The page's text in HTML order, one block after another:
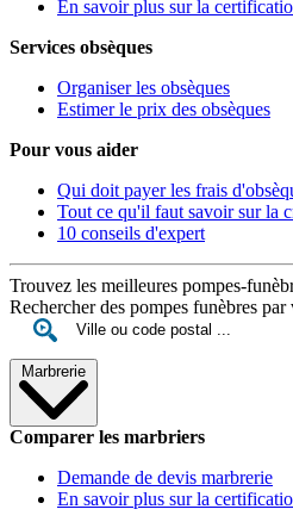
En savoir plus sur la
Services obsèques
Organiser les obsèques
Estimer le prix des obsèques
Pour vous aider
Qui doit payer les frais
Tout ce qu'il faut savoir sur la
10 conseils d'expert
Trouvez les meilleures pompes-
Rechercher des pompes funèbres
Marbrerie
Comparer les marbriers
Demande de devis marbrerie
En savoir plus sur la